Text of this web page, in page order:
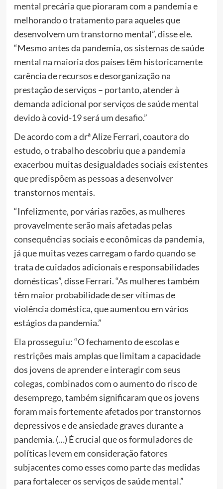
mental precária que pioraram com a pandemia e
melhorando o tratamento para aqueles que
desenvolvem um transtorno mental”, disse ele.
“Mesmo antes da pandemia, os sistemas de saúde
mental na maioria dos países têm historicamente
carência de recursos e desorganização na
prestação de serviços – portanto, atender à
demanda adicional por serviços de saúde mental
devido à covid-19 será um desafio.”
De acordo com a drª Alize Ferrari, coautora do
estudo, o trabalho descobriu que a pandemia
exacerbou muitas desigualdades sociais existentes
que predispõem as pessoas a desenvolver
transtornos mentais.
“Infelizmente, por várias razões, as mulheres
provavelmente serão mais afetadas pelas
consequências sociais e econômicas da pandemia,
já que muitas vezes carregam o fardo quando se
trata de cuidados adicionais e responsabilidades
domésticas”, disse Ferrari. “As mulheres também
têm maior probabilidade de ser vítimas de
violência doméstica, que aumentou em vários
estágios da pandemia.”
Ela prosseguiu: “O fechamento de escolas e
restrições mais amplas que limitam a capacidade
dos jovens de aprender e interagir com seus
colegas, combinados com o aumento do risco de
desemprego, também significaram que os jovens
foram mais fortemente afetados por transtornos
depressivos e de ansiedade graves durante a
pandemia. (…) É crucial que os formuladores de
políticas levem em consideração fatores
subjacentes como esses como parte das medidas
para fortalecer os serviços de saúde mental.”